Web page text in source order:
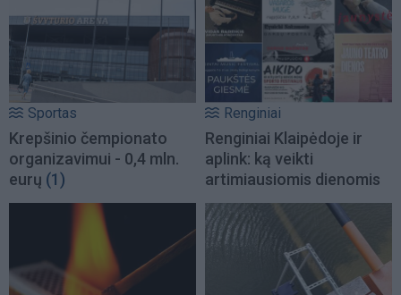
Sportas
Krepšinio čempionato
organizavimui - 0,4 mln.
eurų (1)
Renginiai
Renginiai Klaipėdoje ir
aplink: ką veikti
artimiausiomis dienomis